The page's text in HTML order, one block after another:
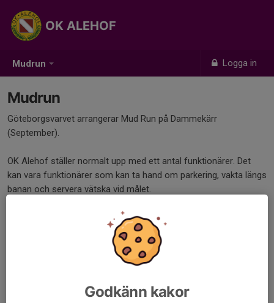
Mudrun Logga in
OK ALEHOF
Mudrun
Göteborgsvarvet arrangerar Mud Run på Dammekärr
(September).
OK Alehof ställer normalt upp med ett antal funktionärer. Det
kan vara funktionärer som kan ta hand om parkering, vakta längs
banan och servera vätska vid målet.
Göteborsvarvet ersätter klubben på samma sätt som när vi är
med som arrangörer för Göteborgsvarvet.
Kan du vara med och hjälpa till? Kontakta Danne, 070-6609870
Godkänn kakor